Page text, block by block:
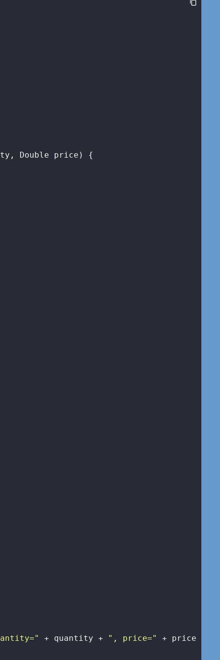
Double price)
{
+ quantity + ", price=" + price +